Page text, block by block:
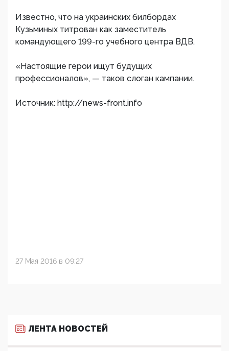
Известно, что на украинских билбордах
Кузьминых титрован как заместитель
командующего 199-го учебного центра ВДВ.
«Настоящие герои ищут будущих
профессионалов», — таков слоган кампании.
Источник: http://news-front.info
27 Мая 2016 в 09:27
ЛЕНТА НОВОСТЕЙ